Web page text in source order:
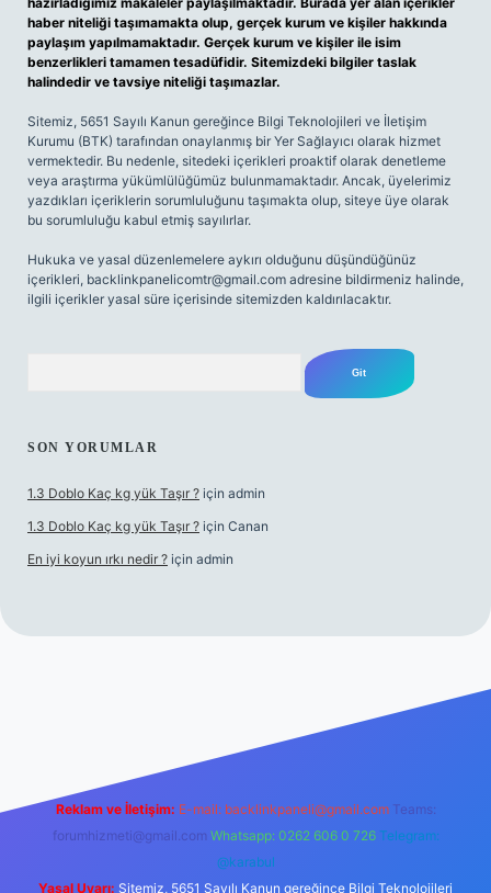
haber niteliği taşımamakta olup, gerçek kurum ve kişiler hakkında
paylaşım yapılmamaktadır. Gerçek kurum ve kişiler ile isim
benzerlikleri tamamen tesadüfidir. Sitemizdeki bilgiler taslak
halindedir ve tavsiye niteliği taşımazlar.
Sitemiz, 5651 Sayılı Kanun gereğince Bilgi Teknolojileri ve İletişim
Kurumu (BTK) tarafından onaylanmış bir Yer Sağlayıcı olarak hizmet
vermektedir. Bu nedenle, sitedeki içerikleri proaktif olarak denetleme
veya araştırma yükümlülüğümüz bulunmamaktadır. Ancak, üyelerimiz
yazdıkları içeriklerin sorumluluğunu taşımakta olup, siteye üye olarak
bu sorumluluğu kabul etmiş sayılırlar.
Hukuka ve yasal düzenlemelere aykırı olduğunu düşündüğünüz
içerikleri, backlinkpanelicomtr@gmail.com adresine bildirmeniz halinde,
ilgili içerikler yasal süre içerisinde sitemizden kaldırılacaktır.
SON YORUMLAR
1.3 Doblo Kaç kg yük Taşır ? için admin
1.3 Doblo Kaç kg yük Taşır ? için Canan
En iyi koyun ırkı nedir ? için admin
Reklam ve İletişim: E-mail: backlinkpaneli@gmail.com Teams:
forumhizmeti@gmail.com Whatsapp: 0262 606 0 726 Telegram:
@karabul
Yasal Uyarı: Sitemiz, 5651 Sayılı Kanun gereğince Bilgi Teknolojileri